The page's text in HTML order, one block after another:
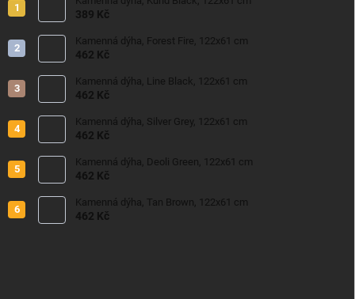
389 Kč
Kamenná dýha, Forest Fire, 122x61 cm
462 Kč
Kamenná dýha, Line Black, 122x61 cm
462 Kč
Kamenná dýha, Silver Grey, 122x61 cm
462 Kč
Kamenná dýha, Deoli Green, 122x61 cm
462 Kč
Kamenná dýha, Tan Brown, 122x61 cm
462 Kč